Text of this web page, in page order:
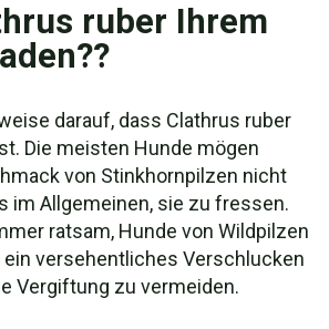
ruber Ihrem
darauf, dass Clathrus ruber
Die meisten Hunde mögen
von Stinkhornpilzen nicht
im Allgemeinen, sie zu fressen.
ratsam, Hunde von Wildpilzen
versehentliches Verschlucken
Vergiftung zu vermeiden.